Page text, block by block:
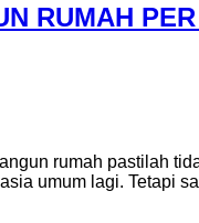
RUMAH
rumah pastilah
umum lagi. Tetapi